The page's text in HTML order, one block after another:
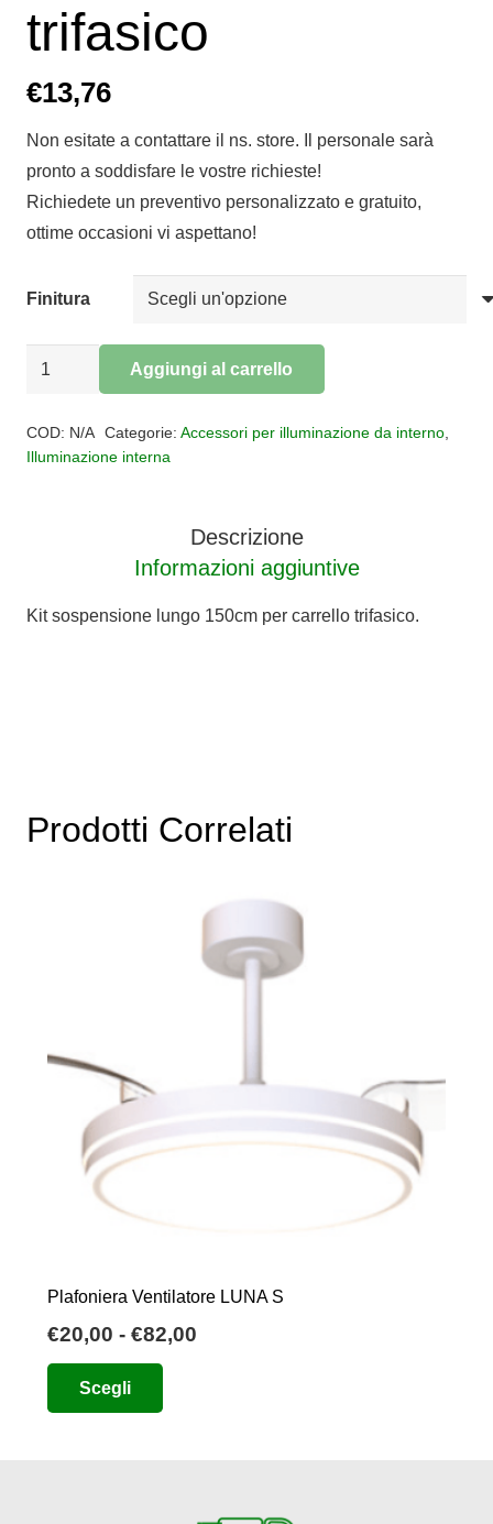
trifasico
€13,76
Non esitate a contattare il ns. store. Il personale sarà
pronto a soddisfare le vostre richieste!
Richiedete un preventivo personalizzato e gratuito,
ottime occasioni vi aspettano!
Finitura
Kit
sospensione
carrello
Aggiungi al carrello
COD: N/A Categorie: Accessori per illuminazione da interno,
Illuminazione interna
Descrizione
Informazioni aggiuntive
Kit sospensione lungo 150cm per carrello trifasico.
Prodotti Correlati
Plafoniera Ventilatore LUNA S
€20,00 - €82,00
Scegli